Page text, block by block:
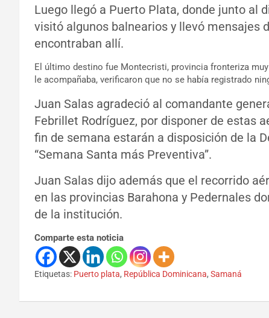
Luego llegó a Puerto Plata, donde junto al
visitó algunos balnearios y llevó mensajes
encontraban allí.
El último destino fue Montecristi, provincia fronteriza
le acompañaba, verificaron que no se había registrado
Juan Salas agradeció al comandante
Febrillet Rodríguez, por disponer de estas
fin de semana estarán a disposición de la
“Semana Santa más Preventiva”.
Juan Salas dijo además que el recorrido
en las provincias Barahona y Pedernales
de la institución.
Comparte esta noticia
Etiquetas: Puerto plata, República Dominicana, Samaná